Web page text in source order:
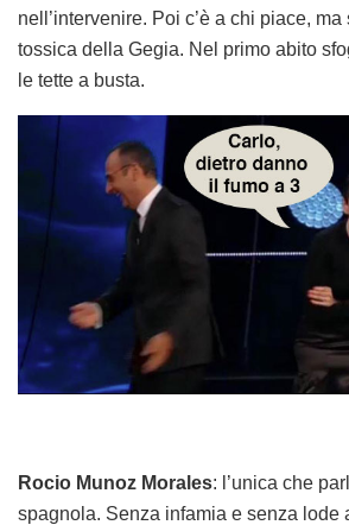
nell’intervenire. Poi c’è a chi piace,
tossica della Gegia. Nel primo abito
le tette a busta.
Rocio Munoz Morales: l’unica che
spagnola. Senza infamia e senza lode